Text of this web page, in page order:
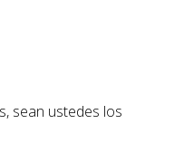
sean ustedes los